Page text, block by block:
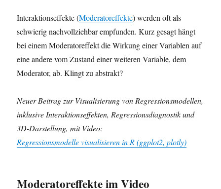
Interaktionseffekte (Moderatoreffekte) werden oft als
schwierig nachvollziehbar empfunden. Kurz gesagt hängt
bei einem Moderatoreffekt die Wirkung einer Variablen auf
eine andere vom Zustand einer weiteren Variable, dem
Moderator, ab. Klingt zu abstrakt?
Neuer Beitrag zur Visualisierung von Regressionsmodellen,
inklusive Interaktionseffekten, Regressionsdiagnostik und
3D-Darstellung, mit Video:
Regressionsmodelle visualisieren in R (ggplot2, plotly)
Moderatoreffekte im Video